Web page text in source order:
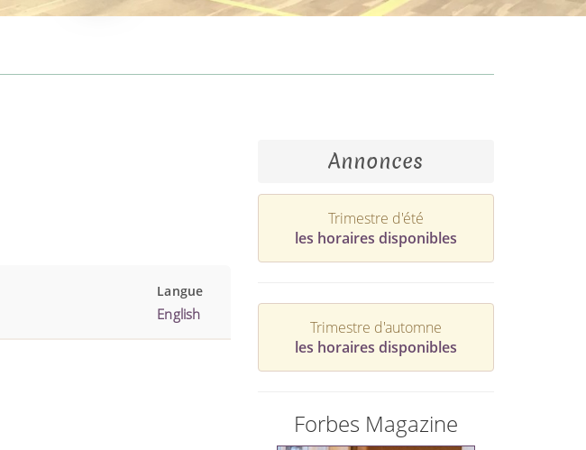
Langue
English
Annonces
Trimestre d'été
les horaires disponibles
Trimestre d'automne
les horaires disponibles
Forbes Magazine